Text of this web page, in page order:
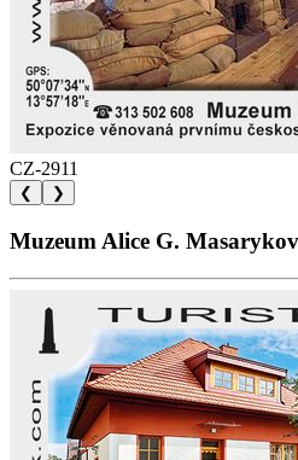
CZ-2911
❮ ❯
Muzeum Alice G.